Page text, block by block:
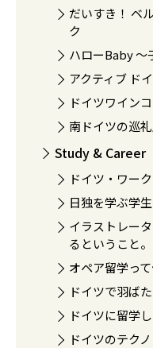
だいすき！ ベ
ク
ハローBaby 〜
アクティブ ド
ドイツワイン
南ドイツの巡
Study & Career
ドイツ・ワー
日独を学ぶ学
イラストレー
るということ。
オペア留学って
ドイツで羽ば
ドイツに留学
ドイツのテク